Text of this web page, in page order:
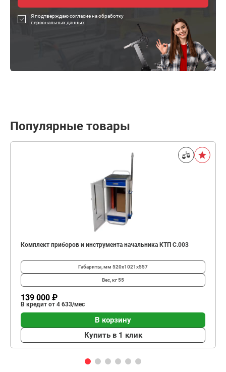
Я подтверждаю согласие на обработку
персональных данных
Популярные товары
Комплект приборов и инструмента начальника КТП C.003
Габариты, мм 520х1021х557
Вес, кг55
139 000 ₽
В кредит от 4 633/мес
В корзину
Купить в 1 клик